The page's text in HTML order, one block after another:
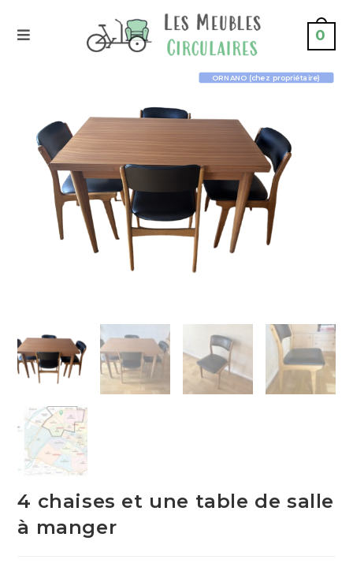
0
ORNANO (chez propriétaire)
4 chaises et une table de salle
à manger